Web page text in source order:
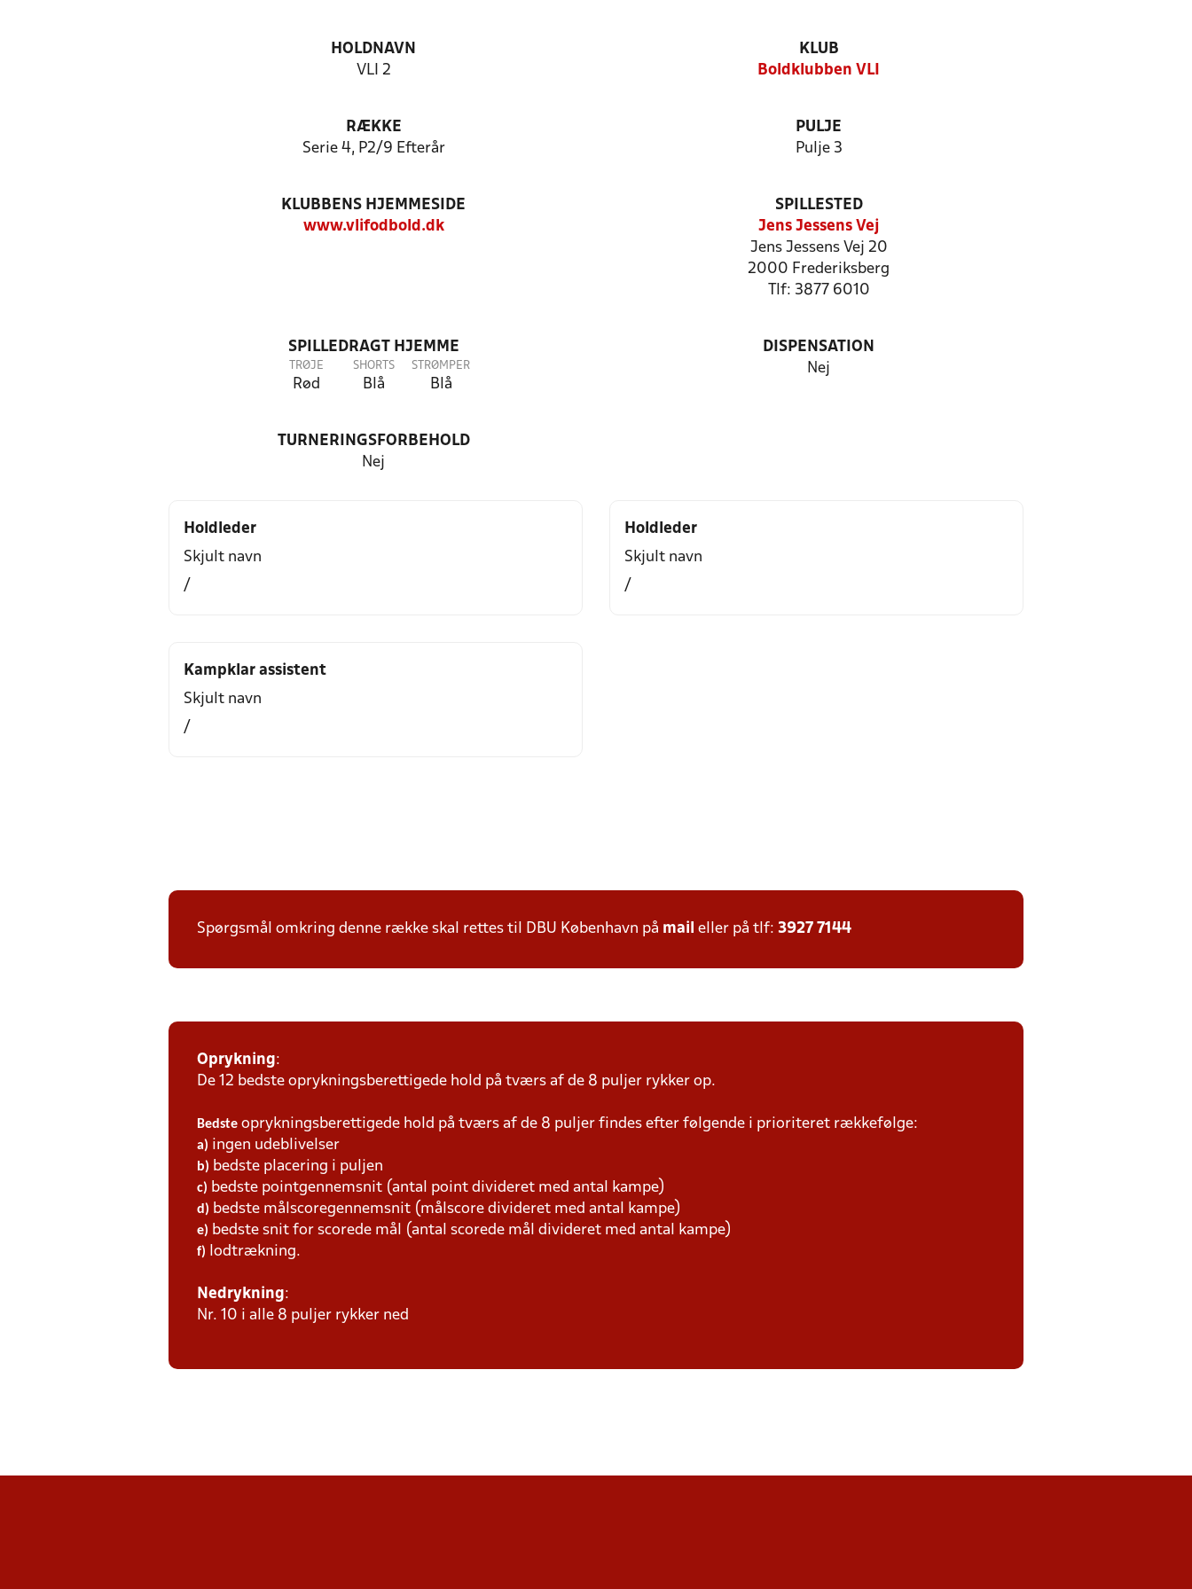
HOLDNAVN
VLI 2
KLUB
Boldklubben VLI
RÆKKE
Serie 4, P2/9 Efterår
PULJE
Pulje 3
KLUBBENS HJEMMESIDE
www.vlifodbold.dk
SPILLESTED
Jens Jessens Vej
Jens Jessens Vej 20
2000 Frederiksberg
Tlf: 3877 6010
SPILLEDRAGT HJEMME
TRØJE
Rød
SHORTS
Blå
STRØMPER
Blå
DISPENSATION
Nej
TURNERINGSFORBEHOLD
Nej
Holdleder
Skjult navn
/
Holdleder
Skjult navn
/
Kampklar assistent
Skjult navn
/
Spørgsmål omkring denne række skal rettes til DBU København på mail eller på tlf: 3927 7144
Oprykning:
De 12 bedste oprykningsberettigede hold på tværs af de 8 puljer rykker op.
Bedste oprykningsberettigede hold på tværs af de 8 puljer findes efter følgende i prioriteret rækkefølge:
a) ingen udeblivelser
b) bedste placering i puljen
c) bedste pointgennemsnit (antal point divideret med antal kampe)
d) bedste målscoregennemsnit (målscore divideret med antal kampe)
e) bedste snit for scorede mål (antal scorede mål divideret med antal kampe)
f) lodtrækning.
Nedrykning:
Nr. 10 i alle 8 puljer rykker ned